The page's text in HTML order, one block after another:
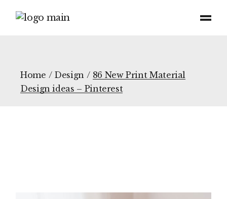
Home Design
86 New Print Material
Design ideas – Pinterest